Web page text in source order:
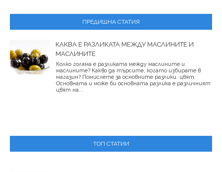
ПРЕДИШНА СТАТИЯ
КАКВА Е РАЗЛИКАТА МЕЖДУ МАСЛИНИТЕ И
МАСЛИНИТЕ
Колко голяма е разликата между маслините и
маслините? Какво да търсите, когато избирате в
магазин? Помислете за основните разлики. цвят
Основната и може би основната разлика е различният
цвят на...
ТОП СТАТИИ